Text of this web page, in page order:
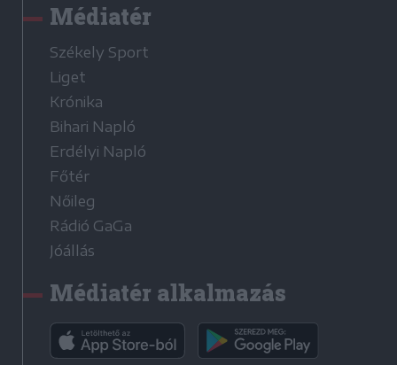
Médiatér
Székely Sport
Liget
Krónika
Bihari Napló
Erdélyi Napló
Főtér
Nőileg
Rádió GaGa
Jóállás
Médiatér alkalmazás